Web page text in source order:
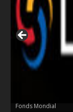
Cordaid